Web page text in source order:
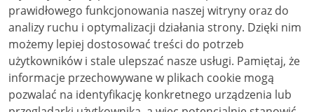
NC-ND 4.0), o ile nie jest to stwierdzone inaczej.
prawidłowego funkcjonowania naszej witryny oraz do
analizy ruchu i optymalizacji działania strony. Dzięki nim
możemy lepiej dostosować treści do potrzeb
użytkowników i stale ulepszać nasze usługi. Pamiętaj, że
informacje przechowywane w plikach cookie mogą
pozwalać na identyfikację konkretnego urządzenia lub